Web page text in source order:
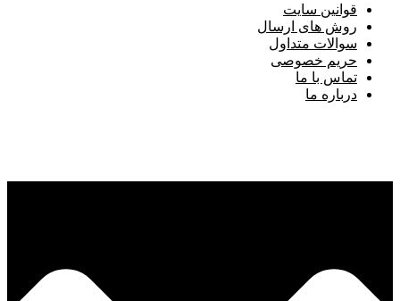
قوانین سایت
روش های ارسال
سوالات متداول
حریم خصوصی
تماس با ما
درباره ما